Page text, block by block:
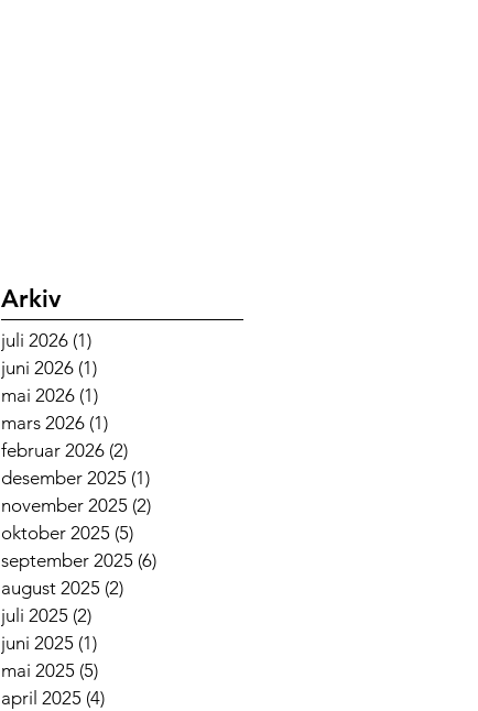
Arkiv
juli 2026 (1)
juni 2026 (1)
mai 2026 (1)
mars 2026 (1)
februar 2026 (2)
desember 2025 (1)
november 2025 (2)
oktober 2025 (5)
september 2025 (6)
august 2025 (2)
juli 2025 (2)
juni 2025 (1)
mai 2025 (5)
april 2025 (4)